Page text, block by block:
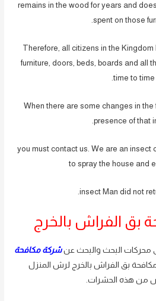
remains in the wood for years and
spent on those
Therefore, all citizens in the
furniture, doors, beds, boards and all
time to time.
When there are some changes in the
presence of that
you must contact us. We are an insect
to spray the house and
insect Man did not
بق الفراش بالخرج
محركات البحث والبحث عنشركة مكافحة
بق الفراش بالخرج لرش المنزل
من هذه الحشرات.